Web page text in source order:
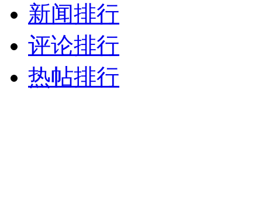
新闻排行
评论排行
热帖排行